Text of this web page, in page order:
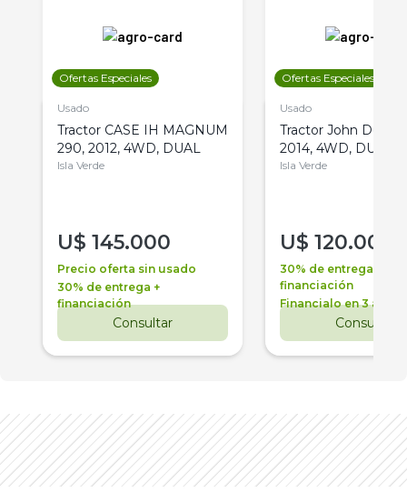
Ofertas Especiales
Usado
Tractor CASE IH MAGNUM
290, 2012, 4WD, DUAL
Isla Verde
U$ 145.000
Precio oferta sin usado
30% de entrega +
financiación
Consultar
Ofertas Especiales
Usado
Tractor John Deere
2014, 4WD, DUAL
Isla Verde
U$ 120.000
30% de entrega +
financiación
Financialo en 3 años
Consultar